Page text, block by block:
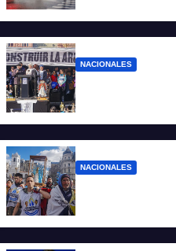
NACIONALES
NACIONALES